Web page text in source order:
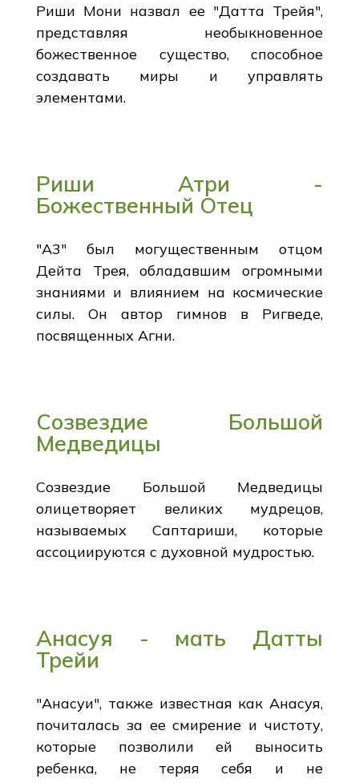
Риши Мони назвал ее "Датта Трейя",
представляя необыкновенное
божественное существо, способное
создавать миры и управлять
элементами.
Риши Атри -
Божественный Отец
"А3" был могущественным отцом
Дейта Трея, обладавшим огромными
знаниями и влиянием на космические
силы. Он автор гимнов в Ригведе,
посвященных Агни.
Созвездие Большой
Медведицы
Созвездие Большой Медведицы
олицетворяет великих мудрецов,
называемых Саптариши, которые
ассоциируются с духовной мудростью.
Анасуя - мать Датты
Трейи
"Анасуи", также известная как Анасуя,
почиталась за ее смирение и чистоту,
которые позволили ей выносить
ребенка, не теряя себя и не